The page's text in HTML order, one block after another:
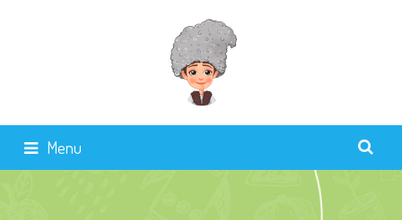
Menu